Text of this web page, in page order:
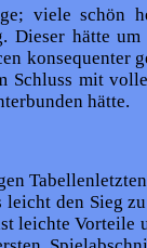
viele schön
Dieser hätte um
konsequenter
Schluss mit
hätte.
leicht den Sieg
leichte Vorteile